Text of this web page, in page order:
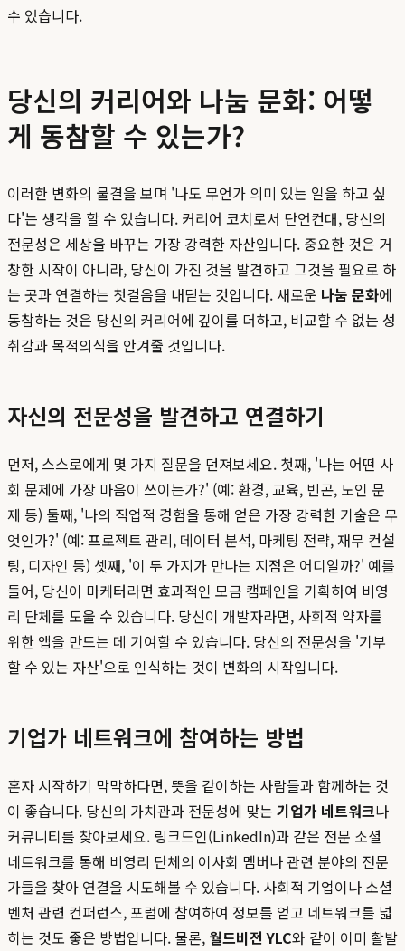
수 있습니다.
당신의 커리어와 나눔 문화: 어떻
게 동참할 수 있는가?
이러한 변화의 물결을 보며 '나도 무언가 의미 있는 일을 하고 싶
다'는 생각을 할 수 있습니다. 커리어 코치로서 단언컨대, 당신의
전문성은 세상을 바꾸는 가장 강력한 자산입니다. 중요한 것은 거
창한 시작이 아니라, 당신이 가진 것을 발견하고 그것을 필요로 하
는 곳과 연결하는 첫걸음을 내딛는 것입니다. 새로운 나눔 문화에
동참하는 것은 당신의 커리어에 깊이를 더하고, 비교할 수 없는 성
취감과 목적의식을 안겨줄 것입니다.
자신의 전문성을 발견하고 연결하기
먼저, 스스로에게 몇 가지 질문을 던져보세요. 첫째, '나는 어떤 사
회 문제에 가장 마음이 쓰이는가?' (예: 환경, 교육, 빈곤, 노인 문
제 등) 둘째, '나의 직업적 경험을 통해 얻은 가장 강력한 기술은 무
엇인가?' (예: 프로젝트 관리, 데이터 분석, 마케팅 전략, 재무 컨설
팅, 디자인 등) 셋째, '이 두 가지가 만나는 지점은 어디일까?' 예를
들어, 당신이 마케터라면 효과적인 모금 캠페인을 기획하여 비영
리 단체를 도울 수 있습니다. 당신이 개발자라면, 사회적 약자를
위한 앱을 만드는 데 기여할 수 있습니다. 당신의 전문성을 '기부
할 수 있는 자산'으로 인식하는 것이 변화의 시작입니다.
기업가 네트워크에 참여하는 방법
혼자 시작하기 막막하다면, 뜻을 같이하는 사람들과 함께하는 것
이 좋습니다. 당신의 가치관과 전문성에 맞는 기업가 네트워크나
커뮤니티를 찾아보세요. 링크드인(LinkedIn)과 같은 전문 소셜
네트워크를 통해 비영리 단체의 이사회 멤버나 관련 분야의 전문
가들을 찾아 연결을 시도해볼 수 있습니다. 사회적 기업이나 소셜
벤처 관련 컨퍼런스, 포럼에 참여하여 정보를 얻고 네트워크를 넓
히는 것도 좋은 방법입니다. 물론, 월드비전 YLC와 같이 이미 활발